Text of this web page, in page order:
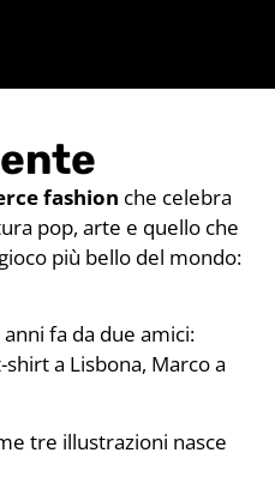
fashion che celebra
pop, arte e quello che
più bello del mondo:
fa da due amici:
a Lisbona, Marco a
tre illustrazioni nasce